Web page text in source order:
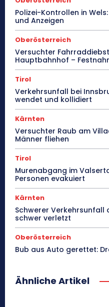
Polizei-Kontrollen in
und Anzeigen
Oberösterreich
Versuchter
Hauptbahnhof –
Tirol
Verkehrsunfall bei
wendet und kollidiert
Kärnten
Versuchter Raub am
Männer fliehen
Tirol
Murenabgang im
Personen evakuiert
Kärnten
Schwerer Verkehrsunfall
schwer verletzt
Oberösterreich
Bub aus Auto gerettet:
Ähnliche Artikel